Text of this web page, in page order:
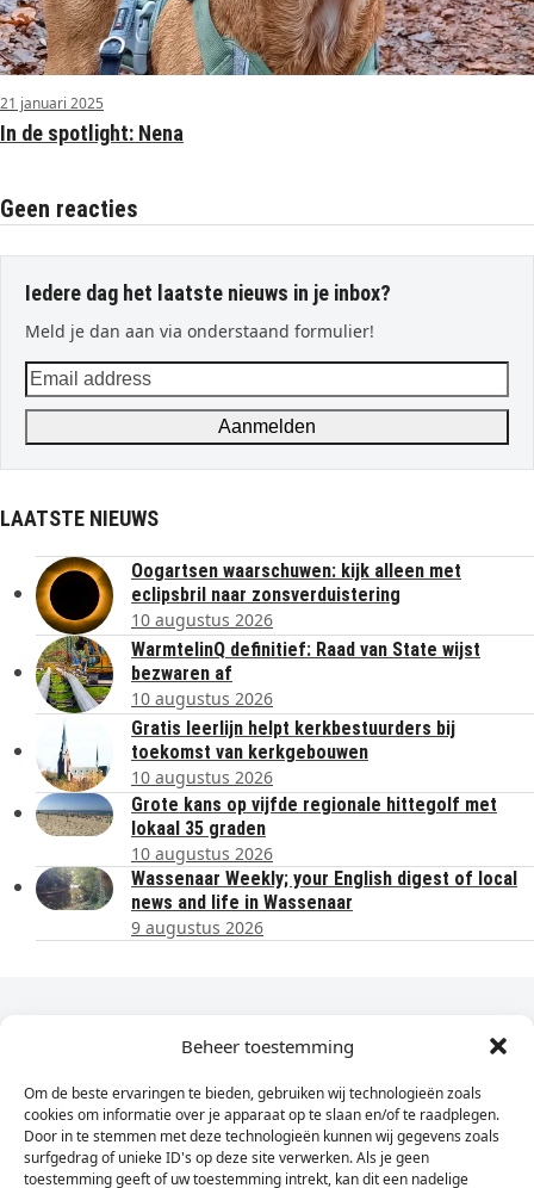
Beheer toestemming
Om de beste ervaringen te bieden, gebruiken wij technologieën zoals
cookies om informatie over je apparaat op te slaan en/of te raadplegen.
Door in te stemmen met deze technologieën kunnen wij gegevens zoals
surfgedrag of unieke ID's op deze site verwerken. Als je geen
toestemming geeft of uw toestemming intrekt, kan dit een nadelige
21 januari 2025
In de spotlight: Nena
Geen reacties
Iedere dag het laatste nieuws in je inbox?
Meld je dan aan via onderstaand formulier!
Email
address
Aanmelden
LAATSTE NIEUWS
Oogartsen waarschuwen: kijk alleen met
eclipsbril naar zonsverduistering
10 augustus 2026
WarmtelinQ definitief: Raad van State wijst
bezwaren af
10 augustus 2026
Gratis leerlijn helpt kerkbestuurders bij
toekomst van kerkgebouwen
10 augustus 2026
Grote kans op vijfde regionale hittegolf met
lokaal 35 graden
10 augustus 2026
Wassenaar Weekly; your English digest of local
news and life in Wassenaar
9 augustus 2026
Dagelijks het laatste nieuws in je e-mail?
Vul
hier
je
e-